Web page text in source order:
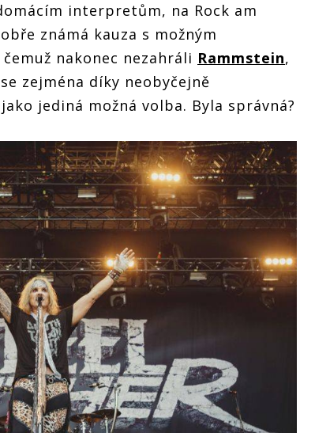
interpretům, na Rock am
známá kauza s možným
nakonec nezahráli Rammstein,
zejména díky neobyčejně
jediná možná volba. Byla správná?